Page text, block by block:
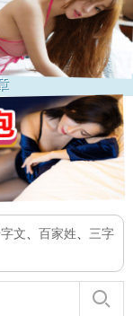
文 百家姓
三字